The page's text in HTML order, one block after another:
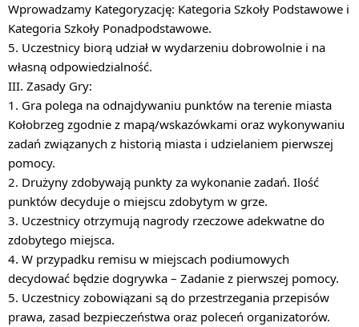
Wprowadzamy Kategoryzację: Kategoria Szkoły Podstawowe i
Kategoria Szkoły Ponadpodstawowe.
5. Uczestnicy biorą udział w wydarzeniu dobrowolnie i na
własną odpowiedzialność.
III. Zasady Gry:
1. Gra polega na odnajdywaniu punktów na terenie miasta
Kołobrzeg zgodnie z mapą/wskazówkami oraz wykonywaniu
zadań związanych z historią miasta i udzielaniem pierwszej
pomocy.
2. Drużyny zdobywają punkty za wykonanie zadań. Ilość
punktów decyduje o miejscu zdobytym w grze.
3. Uczestnicy otrzymują nagrody rzeczowe adekwatne do
zdobytego miejsca.
4. W przypadku remisu w miejscach podiumowych
decydować będzie dogrywka – Zadanie z pierwszej pomocy.
5. Uczestnicy zobowiązani są do przestrzegania przepisów
prawa, zasad bezpieczeństwa oraz poleceń organizatorów.